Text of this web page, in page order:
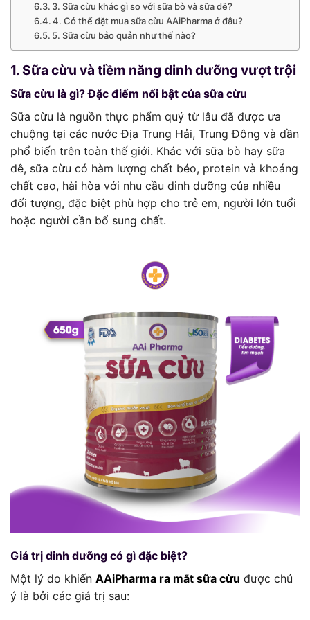
3. Sữa cừu khác gì so với sữa bò và sữa dê?
4. Có thể đặt mua sữa cừu AAiPharma ở đâu?
5. Sữa cừu bảo quản như thế nào?
1. Sữa cừu và tiềm năng dinh dưỡng vượt trội
Sữa cừu là gì? Đặc điểm nổi bật của sữa cừu
Sữa cừu là nguồn thực phẩm quý từ lâu đã được ưa
chuộng tại các nước Địa Trung Hải, Trung Đông và dần
phổ biến trên toàn thế giới. Khác với sữa bò hay sữa
dê, sữa cừu có hàm lượng chất béo, protein và khoáng
chất cao, hài hòa với nhu cầu dinh dưỡng của nhiều
đối tượng, đặc biệt phù hợp cho trẻ em, người lớn tuổi
hoặc người cần bổ sung chất.
Giá trị dinh dưỡng có gì đặc biệt?
Một lý do khiến AAiPharma ra mắt sữa cừu được chú
ý là bởi các giá trị sau: